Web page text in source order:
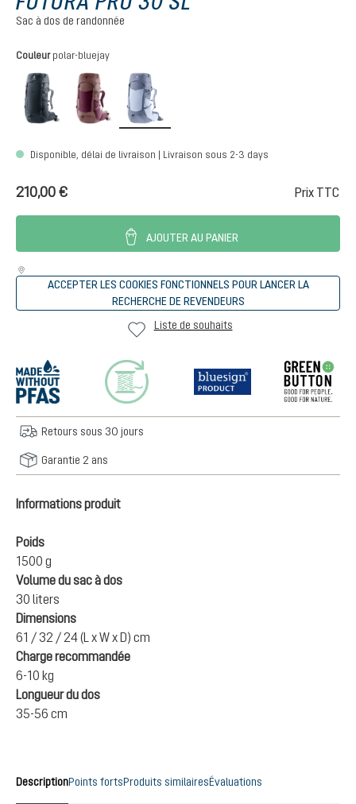
Sac à dos de randonnée
Sélectionnez
Couleur polar-bluejay
black cassis-ashrose
Disponible, délai de livraison | Livraison sous 2-3 days
210,00 € Prix TTC
AJOUTER AU PANIER
ACCEPTER LES COOKIES FONCTIONNELS POUR LANCER LA
RECHERCHE DE REVENDEURS
Liste de souhaits
Retours sous 30 jours
Garantie 2 ans
Informations produit
Poids
1500 g
Volume du sac à dos
30 liters
Dimensions
61 / 32 / 24 (L x W x D) cm
Charge recommandée
6-10 kg
Longueur du dos
35-56 cm
DescriptionPoints fortsProduits similairesÉvaluations